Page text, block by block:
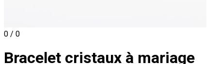
0 / 0
Bracelet cristaux à mariage